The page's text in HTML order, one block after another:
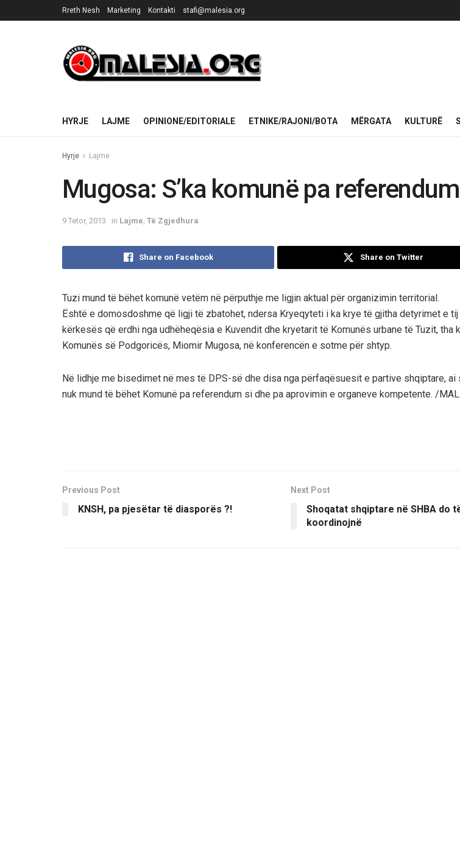
Rreth Nesh Marketing Kontakti stafi@malesia.org
HYRJE LAJME OPINIONE/EDITORIALE ETNIKE/RAJONI/BOTA MËRGATA KULTURË
Hyrje Lajme
Mugosa: S’ka komunë pa referendum
9 Tetor, 2013 in Lajme Të Zgjedhura
Share on Facebook Share on Twitter
Tuzi mund të bëhet komunë vetëm në përputhje me ligjin aktual për organizimin territorial.
Është e domosdoshme që ligji të zbatohet, ndersa Kryeqyteti i ka krye të gjitha detyrimet e tij
kërkesës që erdhi nga udhëheqësia e Kuvendit dhe kryetarit të Komunës urbane të Tuzit, tha
Komunës së Podgoricës, Miomir Mugosa, në konferencën e sotme për shtyp.
Në lidhje me bisedimet në mes të DPS-së dhe disa nga përfaqësuesit e partive shqiptare, ai
nuk mund të bëhet Komunë pa referendum si dhe pa aprovimin e organeve kompetente. /
Previous Post
KNSH, pa pjesëtar të diasporës ?!
Next Post
Shoqatat shqiptare në SHBA do
koordinojnë